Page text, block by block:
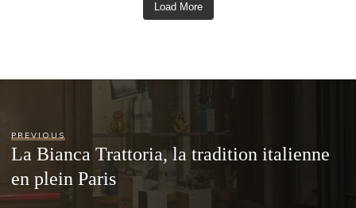
Load More
PREVIOUS
La Bianca Trattoria, la tradition italienne
en plein Paris